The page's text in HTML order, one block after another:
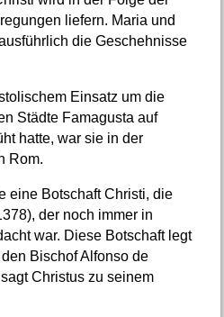
liefern. Maria und
die Geschehnisse
Einsatz um die
Städte Famagusta auf
hatte, war sie in der
Rom.
eine Botschaft Christi, die
der noch immer in
war. Diese Botschaft legt
Bischof Alfonso de
Christus zu seinem